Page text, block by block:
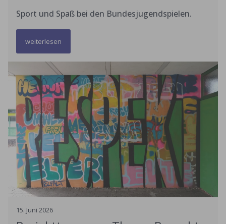
Sport und Spaß bei den Bundesjugendspielen.
weiterlesen
15. Juni 2026